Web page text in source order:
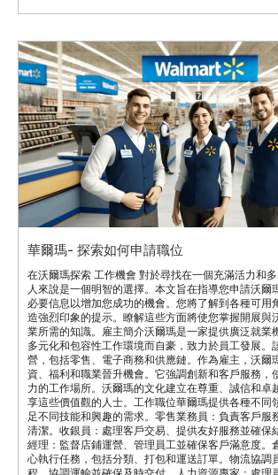
華爾瑪- 探索如何申請職位
在沃爾瑪探索 工作機會 對於尋找在一個充滿活力和
人來說是一個明智的選擇。本文旨在指導您申請沃爾
必要信息以增加您成功的機會。您將了解到各種可用
造強烈印象的提示。瞭解這些方面將使您掌握開展與
業所需的知識。雇主簡介沃爾瑪是一家提供廣泛就業
多元化和包容性工作環境而自豪，致力於員工發展。
營，包括零售、電子商務和供應鏈。作為雇主，沃爾
資、福利和職業晉升機會。它強調創新和客戶服務，
力的工作場所。沃爾瑪的文化建立在尊重、誠信和卓
享這些價值觀的人士。工作職位華爾瑪提供各種不同
足不同技能和興趣的需求。零售業務員：負責客戶服
清潔。收銀員：處理客戶交易、提供友好服務並確保
經理：監督店鋪運營、管理員工並確保客戶滿意度。
心執行任務，包括分類、打包和運送訂單。物流協調